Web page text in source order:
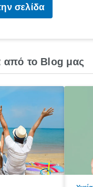
σελίδα
από το Blog μας